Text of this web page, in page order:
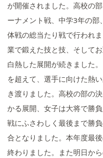
が開催されました。高校の
ーナメント戦、中学3年の
体戦の総当たり戦で行われ
業で鍛えた技と技、そして
白熱した展開が続きました
を超えて、選手に向けた熱
き渡りました。高校の部の
かる展開、女子は大将で勝
戦にふさわしく最後まで勝
合となりました。本年度最
終わりました。また明日か